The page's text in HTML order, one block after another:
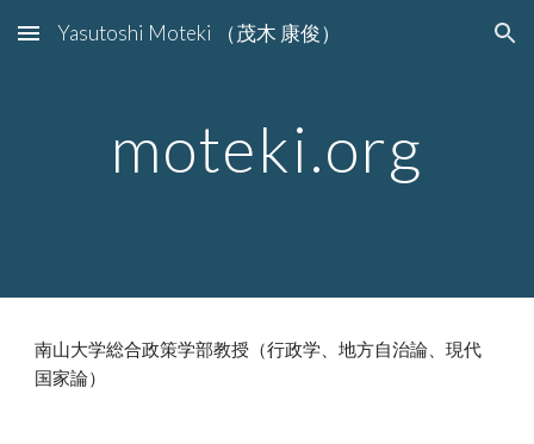
Skip to main content Skip to navigation
Yasutoshi Moteki （茂木 康俊）
moteki.org
南山大学総合政策学部教授（行政学、地方自治論、現代
国家論）